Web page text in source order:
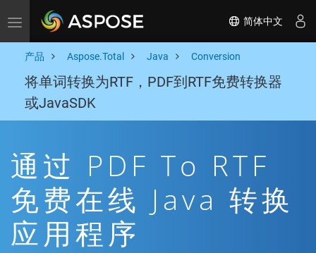
Toggle navigation 简体中文
产品 Aspose.Total Java Conversion
将单词转换为RTF，PDF到RTF免费转换器
或JavaSDK
通过 PDF To RTF
免费在线 Java 转换
应用程序